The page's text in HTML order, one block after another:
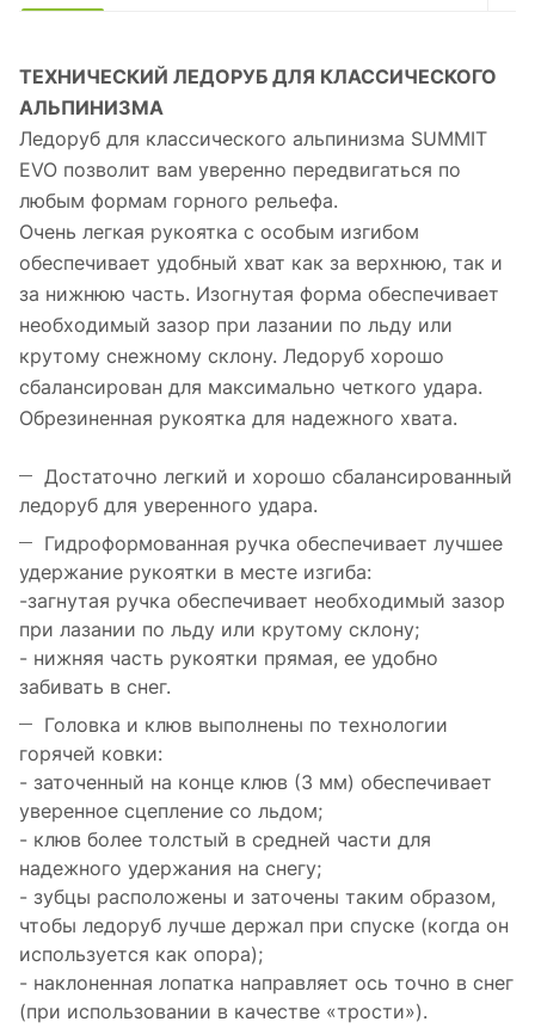
ТЕХНИЧЕСКИЙ ЛЕДОРУБ ДЛЯ КЛАССИЧЕСКОГО
АЛЬПИНИЗМА
Ледоруб для классического альпинизма SUMMIT
EVO позволит вам уверенно передвигаться по
любым формам горного рельефа.
Очень легкая рукоятка с особым изгибом
обеспечивает удобный хват как за верхнюю, так и
за нижнюю часть. Изогнутая форма обеспечивает
необходимый зазор при лазании по льду или
крутому снежному склону. Ледоруб хорошо
сбалансирован для максимально четкого удара.
Обрезиненная рукоятка для надежного хвата.
Достаточно легкий и хорошо сбалансированный
ледоруб для уверенного удара.
Гидроформованная ручка обеспечивает лучшее
удержание рукоятки в месте изгиба:
-загнутая ручка обеспечивает необходимый зазор
при лазании по льду или крутому склону;
- нижняя часть рукоятки прямая, ее удобно
забивать в снег.
Головка и клюв выполнены по технологии
горячей ковки:
- заточенный на конце клюв (3 мм) обеспечивает
уверенное сцепление со льдом;
- клюв более толстый в средней части для
надежного удержания на снегу;
- зубцы расположены и заточены таким образом,
чтобы ледоруб лучше держал при спуске (когда он
используется как опора);
- наклоненная лопатка направляет ось точно в снег
(при использовании в качестве «трости»).